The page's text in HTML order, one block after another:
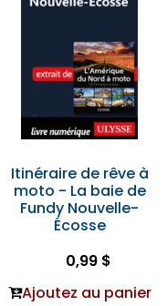
Itinéraire de rêve à
moto - La baie de
Fundy Nouvelle-
Écosse
0,99 $
Ajoutez au panier